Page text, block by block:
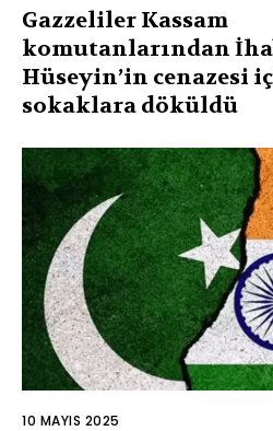
Gazzeliler Kassam
komutanlarından
Hüseyin’in cenazesi
sokaklara döküldü
10 MAYIS 2025